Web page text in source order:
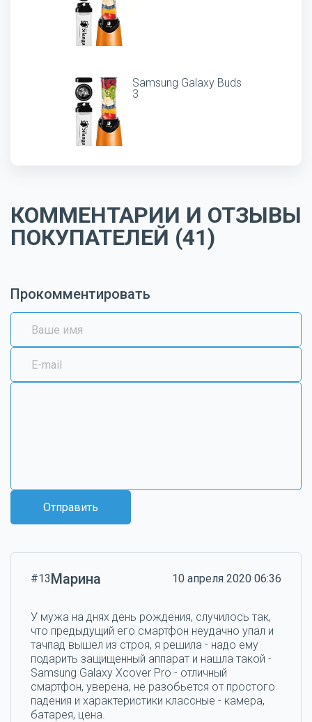
Samsung Galaxy Buds
3
КОММЕНТАРИИ И ОТЗЫВЫ
ПОКУПАТЕЛЕЙ (41)
Прокомментировать
Отправить
#13Марина 10 апреля 2020 06:36
У мужа на днях день рождения, случилось так,
что предыдущий его смартфон неудачно упал и
тачпад вышел из строя, я решила - надо ему
подарить защищенный аппарат и нашла такой -
Samsung Galaxy Xcover Pro - отличный
смартфон, уверена, не разобьется от простого
падения и характеристики классные - камера,
батарея, цена.